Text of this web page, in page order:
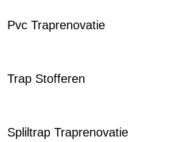
Pvc Traprenovatie
Trap Stofferen
Spliltrap Traprenovatie